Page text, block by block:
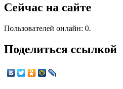
Сейчас на сайте
Пользователей онлайн: 0.
Поделиться ссылкой